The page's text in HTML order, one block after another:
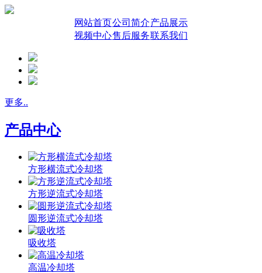
网站首页公司简介产品展示
视频中心售后服务联系我们
更多..
产品中心
方形横流式冷却塔
方形逆流式冷却塔
圆形逆流式冷却塔
吸收塔
高温冷却塔